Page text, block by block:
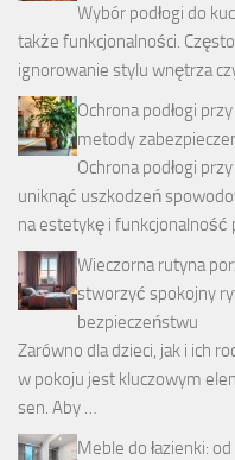
Wybór podłogi do
także funkcjonalności.
ignorowanie stylu wnętrza
Ochrona podłogi
metody
Ochrona podłogi
uniknąć uszkodzeń
na estetykę i funkcjonalność
Wieczorna rutyna
stworzyć spokojny
bezpieczeństwu
Zarówno dla dzieci, jak i ich
w pokoju jest kluczowym
sen. Aby …
Meble do łazienki: